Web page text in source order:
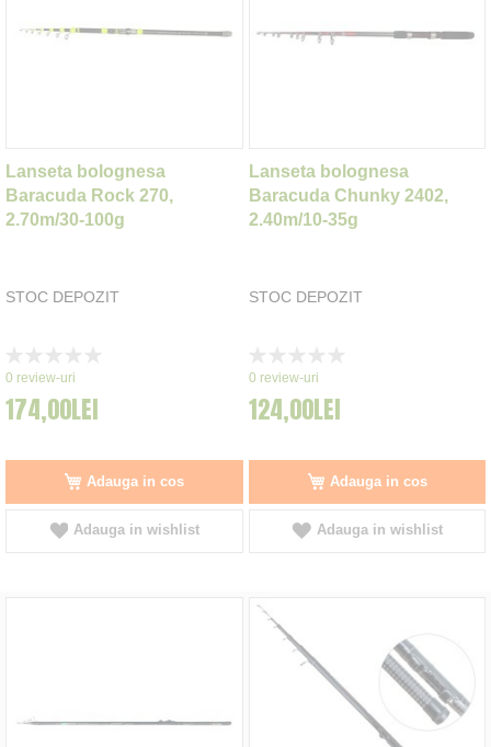
Lanseta bolognesa
Baracuda Rock 270,
2.70m/30-100g
STOC DEPOZIT
0%
0 review-uri
174,00LEI
Adauga in cos
Adauga in wishlist
Lanseta bolognesa
Baracuda Chunky 2402,
2.40m/10-35g
STOC DEPOZIT
0%
0 review-uri
124,00LEI
Adauga in cos
Adauga in wishlist